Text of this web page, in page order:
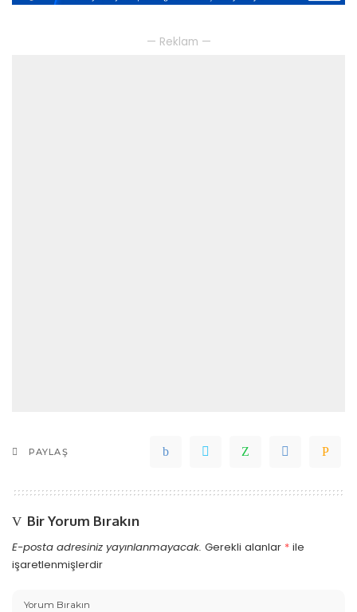
— Reklam —
PAYLAŞ
Bir Yorum Bırakın
E-posta adresiniz yayınlanmayacak. Gerekli alanlar * ile
işaretlenmişlerdir